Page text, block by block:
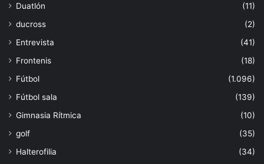
Duatlón
(11)
ducross
(2)
Entrevista
(41)
Frontenis
(18)
Fútbol
(1.096)
Fútbol sala
(139)
Gimnasia Rítmica
(10)
golf
(35)
Halterofilia
(34)